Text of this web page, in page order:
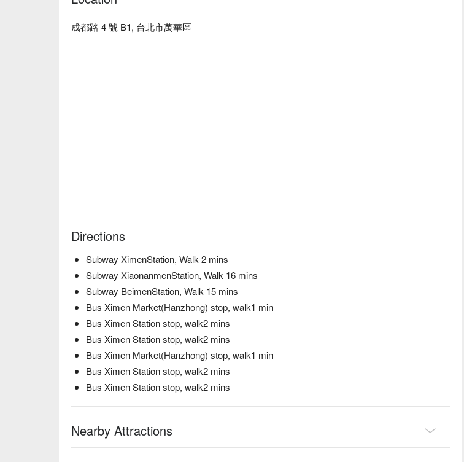
成都路 4 號 B1, 台北市萬華區
Directions
Subway XimenStation, Walk 2 mins
Subway XiaonanmenStation, Walk 16 mins
Subway BeimenStation, Walk 15 mins
Bus Ximen Market(Hanzhong) stop, walk1 min
Bus Ximen Station stop, walk2 mins
Bus Ximen Station stop, walk2 mins
Bus Ximen Market(Hanzhong) stop, walk1 min
Bus Ximen Station stop, walk2 mins
Bus Ximen Station stop, walk2 mins
Nearby Attractions